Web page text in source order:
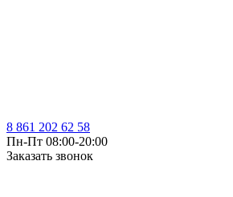
8 861 202 62 58
Пн-Пт 08:00-20:00
Заказать звонок